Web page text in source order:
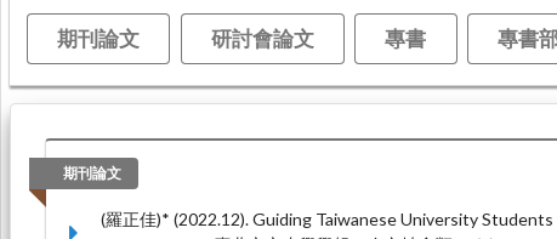
期刊論文 研討會論文 專書 專書
期刊論文
(羅正佳)* (2022.12). Guiding Taiwanese University